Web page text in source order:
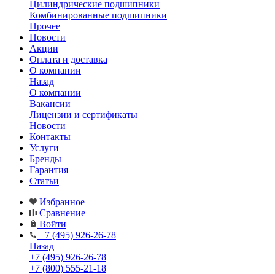
Цилиндрические подшипники
Комбинированные подшипники
Прочее
Новости
Акции
Оплата и доставка
О компании
Назад
О компании
Вакансии
Лицензии и сертификаты
Новости
Контакты
Услуги
Бренды
Гарантия
Статьи
Избранное
Сравнение
Войти
+7 (495) 926-26-78
Назад
+7 (495) 926-26-78
+7 (800) 555-21-18